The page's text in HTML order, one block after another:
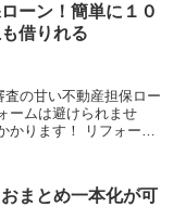
ーン！簡単に１０
借りれる
の甘い不動産担保ロー
ームは避けられませ
かります！ リフォーム
まとめ一本化が可